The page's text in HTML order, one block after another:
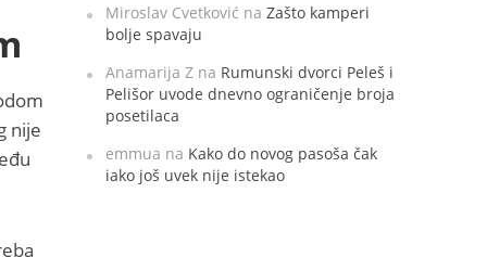
nije
Miroslav Cvetković naZašto kamperi
bolje spavaju
Anamarija Z na Rumunski dvorci Peleš i
Pelišor uvode dnevno ograničenje broja
posetilaca
emmua na Kako do novog pasoša čak
iako još uvek nije istekao